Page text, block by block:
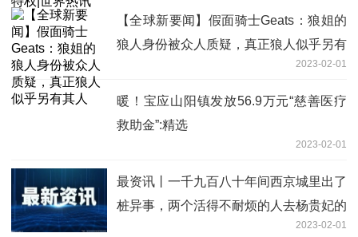
【全球新要闻】假面骑士Geats：狼姐的
狼人身份被众人质疑，真正狼人似乎另有
2023-02-01
暖！宝应山阳镇发放56.9万元“慈善医疗
救助金”:精选
2023-02-01
最资讯丨一千九百八十年间西京城里出了
桩异事，两个活得不耐烦的人去杨贵妃的
墓地偷土，据说这土可以让花开得鲜艳！
2023-02-01